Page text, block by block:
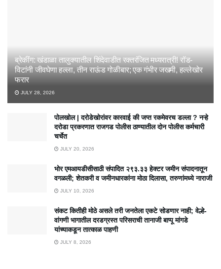
ब्रेकींग: खंडाळा तालुक्यातील शिंदेवाडीत रक्तरंजित मध्यरात्री! रॉड-
विटांनी जीवघेणा हल्ला, तीन राऊंड गोळीबार; एक गंभीर जखमी, हल्लेखोर
फरार
JULY 28, 2026
पोलखोल | दरोडेखोरांवर कारवाई की जप्त रकमेवरच डल्ला ? नऱ्हे
दरोडा प्रकरणात राजगड पोलीस ठाण्यातील दोन पोलीस कर्मचारी
चर्चेत
JULY 20, 2026
भोर एमआयडीसीसाठी संपादित २९३.३३ हेक्टर जमीन संपादनातून
वगळली; शेतकरी व जमीनधारकांना मोठा दिलासा, तरुणांमध्ये नाराजी
JULY 10, 2026
संकट कितीही मोठे असले तरी जनतेला एकटे सोडणार नाही; वेल्हे-
वांगणी भागातील दरडग्रस्त परिसराची तानाजी बाप्पू मांगडे
यांच्याकडून तात्काळ पाहणी
JULY 8, 2026